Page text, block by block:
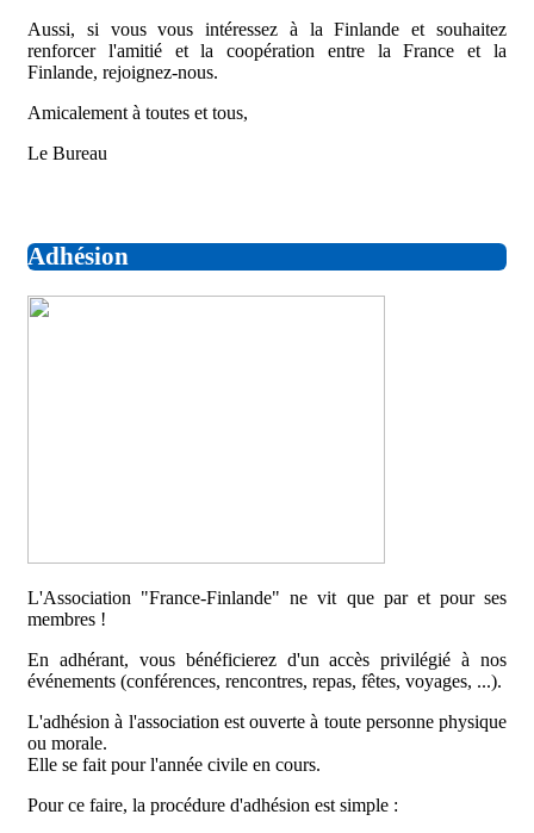
Aussi, si vous vous intéressez à la Finlande et souhaitez
renforcer l'amitié et la coopération entre la France et la
Finlande, rejoignez-nous.
Amicalement à toutes et tous,
Le Bureau
Adhésion
L'Association "France-Finlande" ne vit que par et pour ses
membres !
En adhérant, vous bénéficierez d'un accès privilégié à nos
événements (conférences, rencontres, repas, fêtes, voyages, ...).
L'adhésion à l'association est ouverte à toute personne physique
ou morale.
Elle se fait pour l'année civile en cours.
Pour ce faire, la procédure d'adhésion est simple :